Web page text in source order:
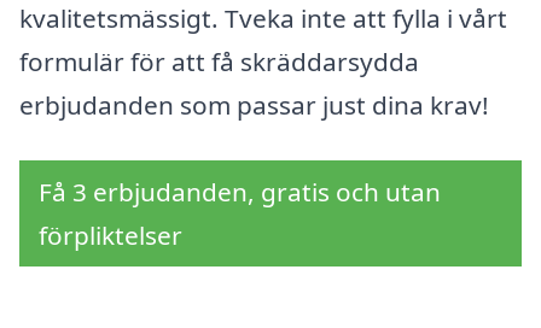
kvalitetsmässigt. Tveka inte att fylla i vårt
formulär för att få skräddarsydda
erbjudanden som passar just dina krav!
Få 3 erbjudanden, gratis och utan
förpliktelser